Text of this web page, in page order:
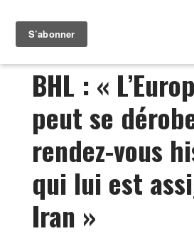
BHL : «
peut se
rendez-vous
qui lui est
Iran »